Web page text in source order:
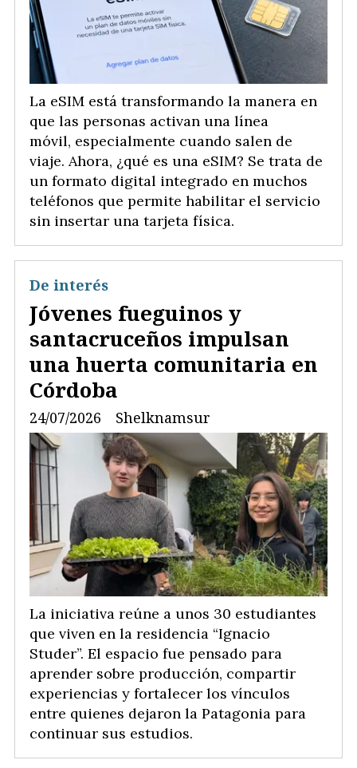
La eSIM está transformando la manera en
que las personas activan una línea
móvil, especialmente cuando salen de
viaje. Ahora, ¿qué es una eSIM? Se trata de
un formato digital integrado en muchos
teléfonos que permite habilitar el servicio
sin insertar una tarjeta física.
Jóvenes fueguinos y
santacruceños impulsan
una huerta comunitaria en
Córdoba
Shelknamsur
De interés
24/07/2026
La iniciativa reúne a unos 30 estudiantes
que viven en la residencia “Ignacio
Studer”. El espacio fue pensado para
aprender sobre producción, compartir
experiencias y fortalecer los vínculos
entre quienes dejaron la Patagonia para
continuar sus estudios.